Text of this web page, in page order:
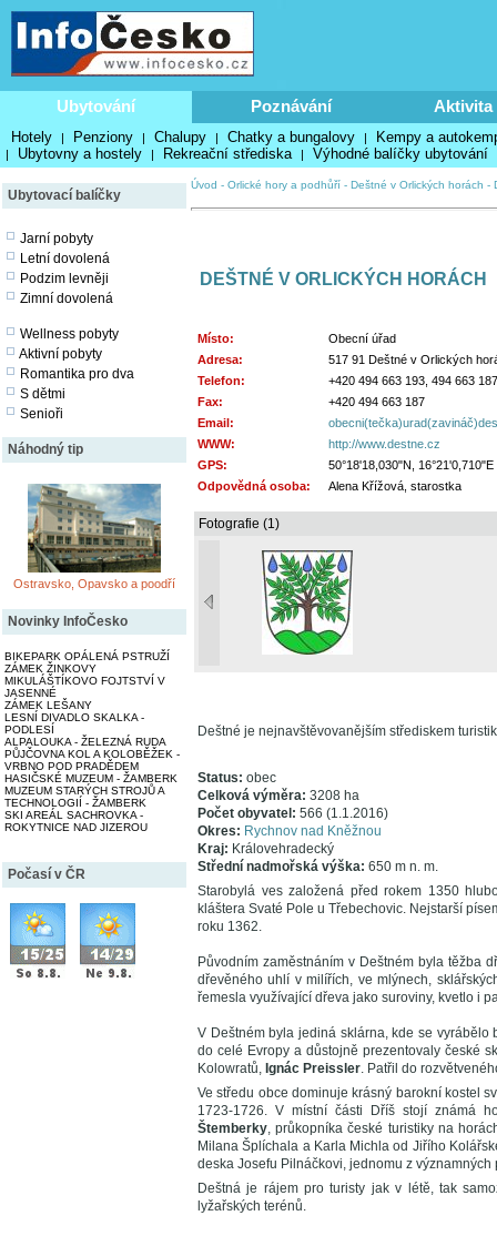
Ubytování Poznávání Aktivita
Hotely | Penziony | Chalupy | Chatky a bungalovy | Kempy a
| Ubytovny a hostely | Rekreační střediska | Výhodné balíčky ubytování
Ubytovací balíčky
Jarní pobyty
Letní dovolená
Podzim levněji
Zimní dovolená
Wellness pobyty
Aktivní pobyty
Romantika pro dva
S dětmi
Senioři
Náhodný tip
Ostravsko, Opavsko a poodří
Novinky InfoČesko
BIKEPARK OPÁLENÁ PSTRUŽÍ
ZÁMEK ŽINKOVY
MIKULÁŠTÍKOVO FOJTSTVÍ V
JASENNÉ
ZÁMEK LEŠANY
LESNÍ DIVADLO SKALKA -
PODLESÍ
ALPALOUKA - ŽELEZNÁ RUDA
PŮJČOVNA KOL A KOLOBĚŽEK -
VRBNO POD PRADĚDEM
HASIČSKÉ MUZEUM - ŽAMBERK
MUZEUM STARÝCH STROJŮ A
TECHNOLOGIÍ - ŽAMBERK
SKI AREÁL SACHROVKA -
ROKYTNICE NAD JIZEROU
Počasí v ČR
Úvod - Orlické hory a podhůří - Deštné v Orlických horách -
DEŠTNÉ V ORLICKÝCH HORÁCH
Místo:
Obecní úřad
Adresa:
517 91 Deštné v Orlických
Telefon:
+420 494 663 193, 494 663 187
Fax:
+420 494 663 187
Email:
WWW:
http://www.destne.cz
GPS:
50°18'18,030"N, 16°21'0,710"E
Odpovědná osoba:
Alena Křížová, starostka
Fotografie (1)
Deštné je nejnavštěvovanějším střediskem
Status: obec
Celková výměra: 3208 ha
Počet obyvatel: 566 (1.1.2016)
Okres: Rychnov nad Kněžnou
Kraj: Královehradecký
Střední nadmořská výška: 650 m n. m.
Starobylá ves založená před rokem 1350
kláštera Svaté Pole u Třebechovic. Nejstarší
roku 1362.
Původním zaměstnáním v Deštném byla těžba
dřevěného uhlí v milířích, ve mlýnech,
řemesla využívající dřeva jako suroviny, kvetlo i
V Deštném byla jediná sklárna, kde se vyrábělo
do celé Evropy a důstojně prezentovaly české
Kolowratů, Ignác Preissler. Patřil do
Ve středu obce dominuje krásný barokní kostel
1723-1726. V místní části Dříš stojí známá
Štemberky, průkopníka české turistiky na
Milana Šplíchala a Karla Michla od Jiřího
deska Josefu Pilnáčkovi, jednomu z
Deštná je rájem pro turisty jak v létě, tak
lyžařských terénů.